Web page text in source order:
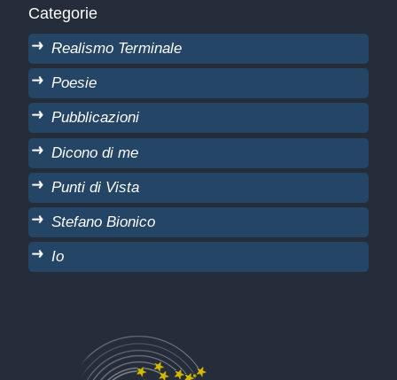
Categorie
Realismo Terminale
Poesie
Pubblicazioni
Dicono di me
Punti di Vista
Stefano Bionico
Io